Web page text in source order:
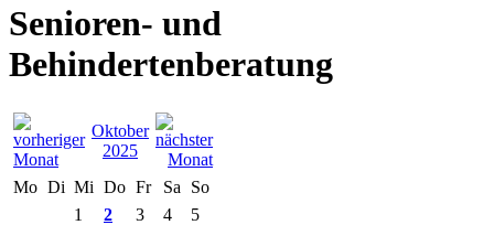
Senioren- und
Behindertenberatung
Oktober
2025
Mo Di Mi Do Fr Sa
So
1
2 3 4
5